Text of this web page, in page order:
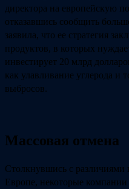
директора на европейскую
отказавшись сообщить
заявила, что ее стратегия
продуктов, в которых
инвестирует 20 млрд
как улавливание углерода и
выбросов.
Массовая отмена
Столкнувшись с
Европе, некоторые